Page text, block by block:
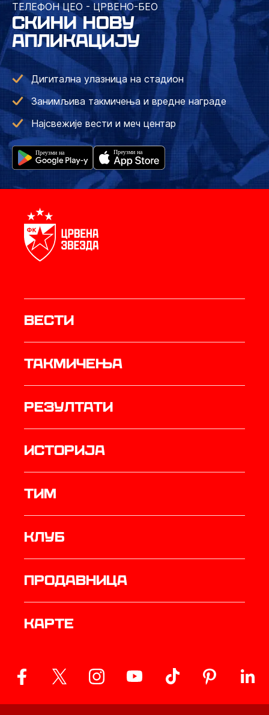
ТЕЛЕФОН ЦЕО - ЦРВЕНО-БЕО
СКИНИ НОВУ
АПЛИКАЦИЈУ
Дигитална улазница на стадион
Занимљива такмичења и вредне награде
Најсвежије вести и меч центар
Вести
Такмичења
резултати
историја
ТИМ
Клуб
продавница
Карте